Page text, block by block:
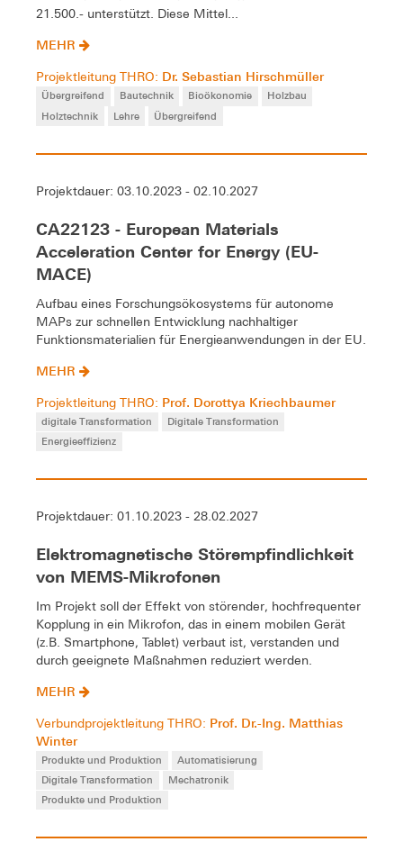
21.500.- unterstützt. Diese Mittel...
MEHR
Projektleitung THRO: Dr. Sebastian Hirschmüller
Übergreifend Bautechnik Bioökonomie
Holzbau
Holztechnik
Lehre Übergreifend
Projektdauer: 03.10.2023 - 02.10.2027
CA22123 - European Materials
Acceleration Center for Energy (EU-
MACE)
Aufbau eines Forschungsökosystems für autonome
MAPs zur schnellen Entwicklung nachhaltiger
Funktionsmaterialien für Energieanwendungen in der EU.
MEHR
Projektleitung THRO: Prof. Dorottya Kriechbaumer
digitale Transformation
Digitale Transformation
Energieeffizienz
Projektdauer: 01.10.2023 - 28.02.2027
Elektromagnetische Störempfindlichkeit
von MEMS-Mikrofonen
Im Projekt soll der Effekt von störender, hochfrequenter
Kopplung in ein Mikrofon, das in einem mobilen Gerät
(z.B. Smartphone, Tablet) verbaut ist, verstanden und
durch geeignete Maßnahmen reduziert werden.
MEHR
Verbundprojektleitung THRO: Prof. Dr.-Ing. Matthias
Winter
Produkte und Produktion
Automatisierung
Digitale Transformation
Mechatronik
Produkte und Produktion